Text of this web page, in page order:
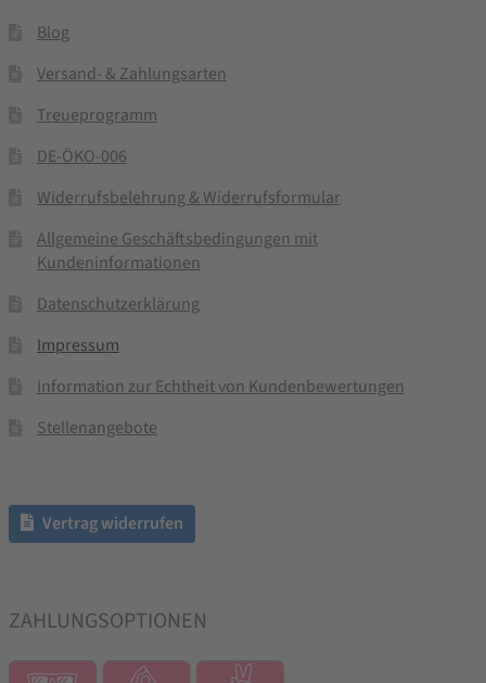
Blog
Versand- & Zahlungsarten
Treueprogramm
DE-ÖKO-006
Widerrufsbelehrung & Widerrufsformular
Allgemeine Geschäftsbedingungen mit
Kundeninformationen
Datenschutzerklärung
Impressum
Information zur Echtheit von Kundenbewertungen
Stellenangebote
Vertrag widerrufen
ZAHLUNGSOPTIONEN